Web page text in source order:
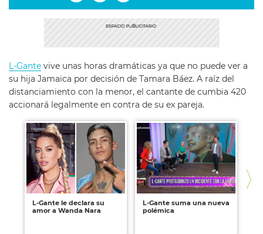
L-Gante vive unas horas dramáticas ya que no puede ver a
su hija Jamaica por decisión de Tamara Báez. A raíz del
distanciamiento con la menor, el cantante de cumbia 420
accionará legalmente en contra de su ex pareja.
L-Gante le declara su
amor a Wanda Nara
L-Gante suma una nueva
polémica